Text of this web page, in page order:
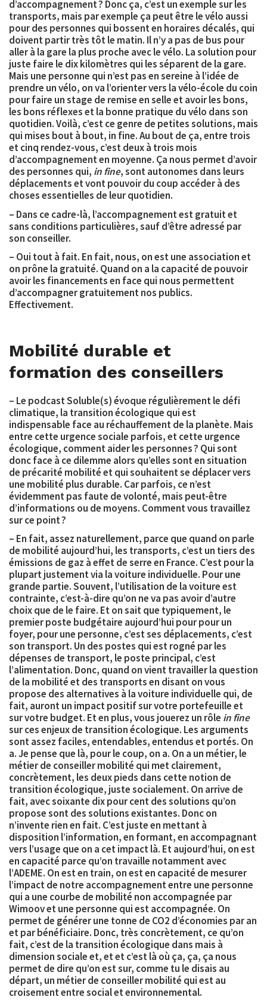
d’accompagnement ? Donc ça, c’est un exemple sur les
transports, mais par exemple ça peut être levélo aussi
pour des personnes qui bossent en horaires décalés, qui
doivent partir très tôt le matin. Il n’y a pas de bus pour
aller à la gare la plus proche avec le vélo. La solution pour
juste faire le dix kilomètres qui les séparent de la gare.
Mais une personne qui n’est pas en sereine à l’idée de
prendre un vélo, on va l’orienter vers lavélo-école du coin
pour faire un stage de remise en selle et avoir les bons,
les bons réflexes et la bonne pratique du vélo dans son
quotidien. Voilà, c’est ce genre de petites solutions, mais
qui mises bout à bout, in fine. Au bout de ça, entre trois
et cinq rendez-vous, c’estdeux à trois mois
d’accompagnementen moyenne. Ça nous permet d’avoir
des personnes qui, in fine, sontautonomes dans leurs
déplacements et vont pouvoir du coup accéder à des
choses essentielles de leur quotidien.
– Dans ce cadre-là, l’accompagnement estgratuit et
sans conditions particulières, sauf d’être adressé par
son conseiller.
– Oui tout à fait. En fait, nous, on est une association et
on prône la gratuité. Quand on a la capacité de pouvoir
avoir les financements en face qui nous permettent
d’accompagner gratuitement nos publics.
Effectivement.
Mobilité durable et
formation des conseillers
– Le podcast Soluble(s) évoque régulièrement le défi
climatique, la transition écologique qui est
indispensable face au réchauffement de la planète. Mais
entre cette urgence sociale parfois, et cette urgence
écologique, comment aider les personnes ? Qui sont
donc face à ce dilemme alors qu’elles sont en situation
de précarité mobilité et qui souhaitent se déplacer vers
une mobilité plus durable. Car parfois, ce n’est
évidemment pas faute de volonté, mais peut-être
d’informations ou de moyens. Comment vous travaillez
sur ce point ?
– En fait, assez naturellement, parce que quand on parle
de mobilité aujourd’hui, les transports, c’estun tiers des
émissions de gaz à effet de serre en France. C’est pour la
plupart justement via la voiture individuelle. Pour une
grande partie. Souvent, l’utilisation de la voiture est
contrainte, c’est-à-dire qu’on ne va pas avoir d’autre
choix que de le faire. Et on sait que typiquement, le
premier poste budgétaire aujourd’hui pour pour un
foyer, pour une personne, c’est ses déplacements, c’est
son transport. Un des postes qui est rogné par les
dépenses de transport, le poste principal, c’est
l’alimentation. Donc, quand on vient travailler la question
de la mobilité et des transports en disant on vous
propose des alternatives à la voiture individuelle qui, de
fait, auront un impact positif sur votre portefeuille et
sur votre budget. Et en plus, vous jouerez un rôle in fine
sur ces enjeux de transition écologique. Les arguments
sont assez faciles, entendables, entendus et portés. On
a. Je pense que là, pour le coup, on a. On a un métier, le
métier de conseiller mobilité qui met clairement,
concrètement, les deux pieds dans cette notion de
transition écologique, juste socialement. On arrive de
fait, avec soixante dix pour cent des solutions qu’on
propose sont des solutions existantes. Donc on
n’invente rien en fait. C’est juste en mettant à
disposition l’information, en formant, en accompagnant
vers l’usage que on a cet impact là. Et aujourd’hui, on est
en capacité parce qu’on travaille notamment avec
l’ADEME. On est en train, on est en capacité de mesurer
l’impact de notre accompagnement entre une personne
qui a une courbe de mobilité non accompagnée par
Wimoov et une personne qui est accompagnée. On
permet de générerune tonne de CO2 d’économies par an
et par bénéficiaire. Donc, très concrètement, ce qu’on
fait, c’est de la transition écologique dans mais à
dimension sociale et, et et c’est là où ça, ça, ça nous
permet de dire qu’on est sur, comme tu le disais au
départ, un métier de conseiller mobilité qui est au
croisement entre social et environnemental.